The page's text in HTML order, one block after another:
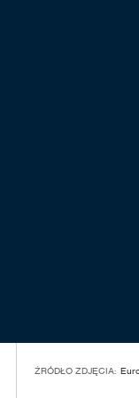
ŹRÓDŁO ZDJĘCIA: